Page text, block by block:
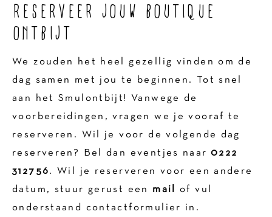
RESERVEER JOUW BOUTIQUE
ONTBIJT
We zouden het heel gezellig vinden om de
dag samen met jou te beginnen. Tot snel
aan het Smulontbijt! Vanwege de
voorbereidingen, vragen we je vooraf te
reserveren. Wil je voor de volgende dag
reserveren? Bel dan eventjes naar 0222
312756 . Wil je reserveren voor een andere
datum, stuur gerust een mail
of vul
onderstaand contactformulier in. ​​